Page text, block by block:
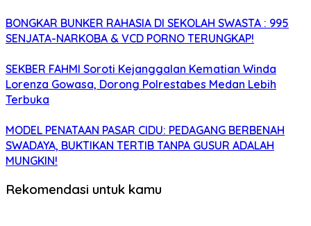
BONGKAR BUNKER RAHASIA DI SEKOLAH SWASTA : 995
SENJATA-NARKOBA & VCD PORNO TERUNGKAP!
SEKBER FAHMI Soroti Kejanggalan Kematian Winda
Lorenza Gowasa, Dorong Polrestabes Medan Lebih
Terbuka
MODEL PENATAAN PASAR CIDU: PEDAGANG BERBENAH
SWADAYA, BUKTIKAN TERTIB TANPA GUSUR ADALAH
MUNGKIN!
Rekomendasi untuk kamu